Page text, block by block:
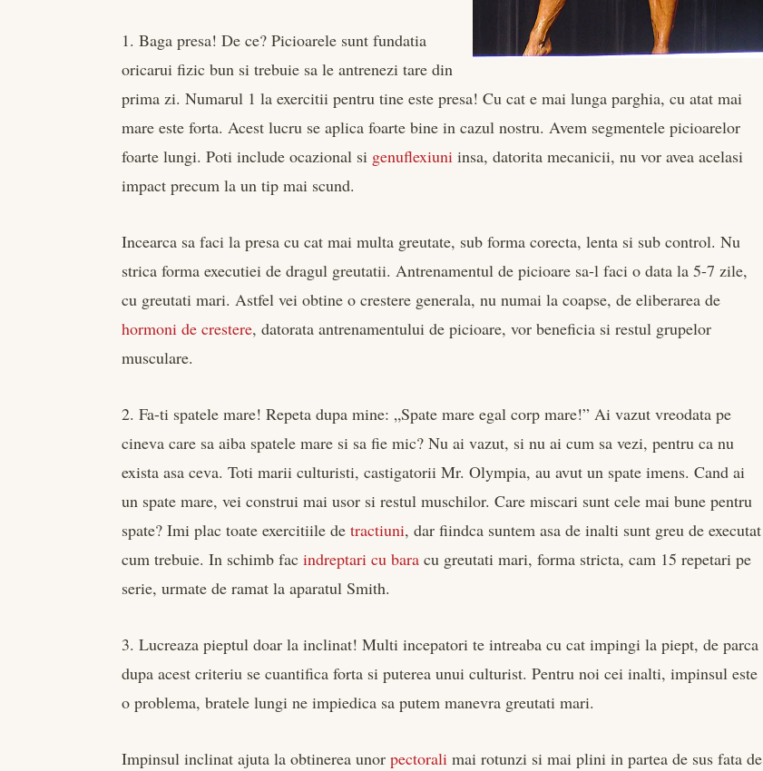
1. Baga presa! De ce? Picioarele sunt fundatia
oricarui fizic bun si trebuie sa le antrenezi tare din
prima zi. Numarul 1 la exercitii pentru tine este presa! Cu cat e mai lunga parghia, cu atat mai
mare este forta. Acest lucru se aplica foarte bine in cazul nostru. Avem segmentele picioarelor
foarte lungi. Poti include ocazional si genuflexiuni insa, datorita mecanicii, nu vor avea acelasi
impact precum la un tip mai scund.
Incearca sa faci la presa cu cat mai multa greutate, sub forma corecta, lenta si sub control. Nu
strica forma executiei de dragul greutatii. Antrenamentul de picioare sa-l faci o data la 5-7 zile,
cu greutati mari. Astfel vei obtine o crestere generala, nu numai la coapse, de eliberarea de
hormoni de crestere, datorata antrenamentului de picioare, vor beneficia si restul grupelor
musculare.
2. Fa-ti spatele mare! Repeta dupa mine: „Spate mare egal corp mare!” Ai vazut vreodata pe
cineva care sa aiba spatele mare si sa fie mic? Nu ai vazut, si nu ai cum sa vezi, pentru ca nu
exista asa ceva. Toti marii culturisti, castigatorii Mr. Olympia, au avut un spate imens. Cand ai
un spate mare, vei construi mai usor si restul muschilor. Care miscari sunt cele mai bune pentru
spate? Imi plac toate exercitiile detractiuni, dar fiindca suntem asa de inalti sunt greu de executat
cum trebuie. In schimb facindreptari cu bara cu greutati mari, forma stricta, cam 15 repetari pe
serie, urmate de ramat la aparatul Smith.
3. Lucreaza pieptul doar la inclinat! Multi incepatori te intreaba cu cat impingi la piept, de parca
dupa acest criteriu se cuantifica forta si puterea unui culturist. Pentru noi cei inalti, impinsul este
o problema, bratele lungi ne impiedica sa putem manevra greutati mari.
Impinsul inclinat ajuta la obtinerea unorpectorali mai rotunzi si mai plini in partea de sus fata de